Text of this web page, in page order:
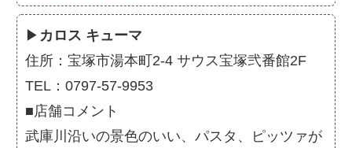
▶ カロス キューマ
住所：宝塚市湯本町2-4 サウス宝塚弐番館2F
TEL：0797-57-9953
■店舗コメント
武庫川沿いの景色のいい、パスタ、ピッツァが